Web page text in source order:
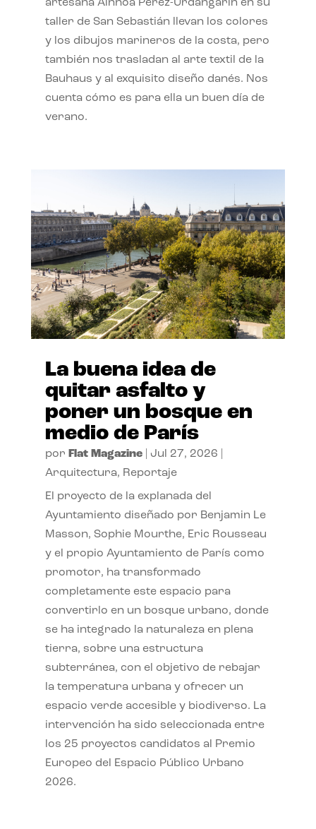
artesana Ainhoa Pérez-Urdangarín en su
taller de San Sebastián llevan los colores
y los dibujos marineros de la costa, pero
también nos trasladan al arte textil de la
Bauhaus y al exquisito diseño danés. Nos
cuenta cómo es para ella un buen día de
verano.
La buena idea de
quitar asfalto y
poner un bosque en
medio de París
por Flat Magazine| Jul 27, 2026
Arquitectura, Reportaje
El proyecto de la explanada del
Ayuntamiento diseñado por Benjamin Le
Masson, Sophie Mourthe, Eric Rousseau
y el propio Ayuntamiento de París como
promotor, ha transformado
completamente este espacio para
convertirlo en un bosque urbano, donde
se ha integrado la naturaleza en plena
tierra, sobre una estructura
subterránea, con el objetivo de rebajar
la temperatura urbana y ofrecer un
espacio verde accesible y biodiverso. La
intervención ha sido seleccionada entre
los 25 proyectos candidatos al Premio
Europeo del Espacio Público Urbano
2026.